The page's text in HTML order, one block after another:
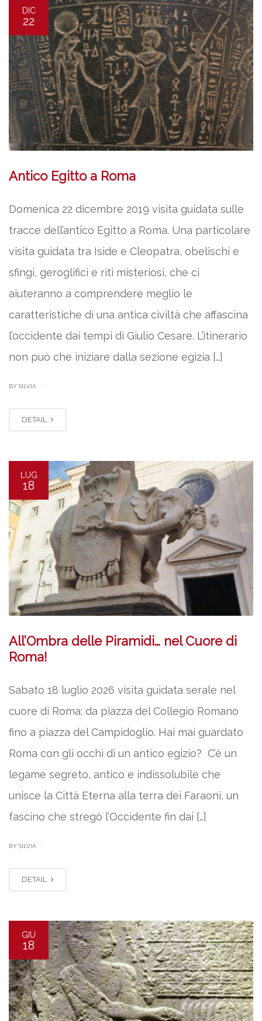
DIC
22
Antico Egitto a Roma
Domenica 22 dicembre 2019 visita guidata sulle
tracce dell’antico Egitto a Roma. Una particolare
visita guidata tra Iside e Cleopatra, obelischi e
sfingi, geroglifici e riti misteriosi, che ci
aiuteranno a comprendere meglio le
caratteristiche di una antica civiltà che affascina
l’occidente dai tempi di Giulio Cesare. L’itinerario
non può che iniziare dalla sezione egizia […]
BY SILVIA
DETAIL
LUG
18
All’Ombra delle Piramidi… nel Cuore di
Roma!
Sabato 18 luglio 2026 visita guidata serale nel
cuore di Roma: da piazza del Collegio Romano
fino a piazza del Campidoglio. Hai mai guardato
Roma con gli occhi di un antico egizio? C’è un
legame segreto, antico e indissolubile che
unisce la Città Eterna alla terra dei Faraoni, un
fascino che stregò l’Occidente fin dai […]
BY SILVIA
DETAIL
GIU
18